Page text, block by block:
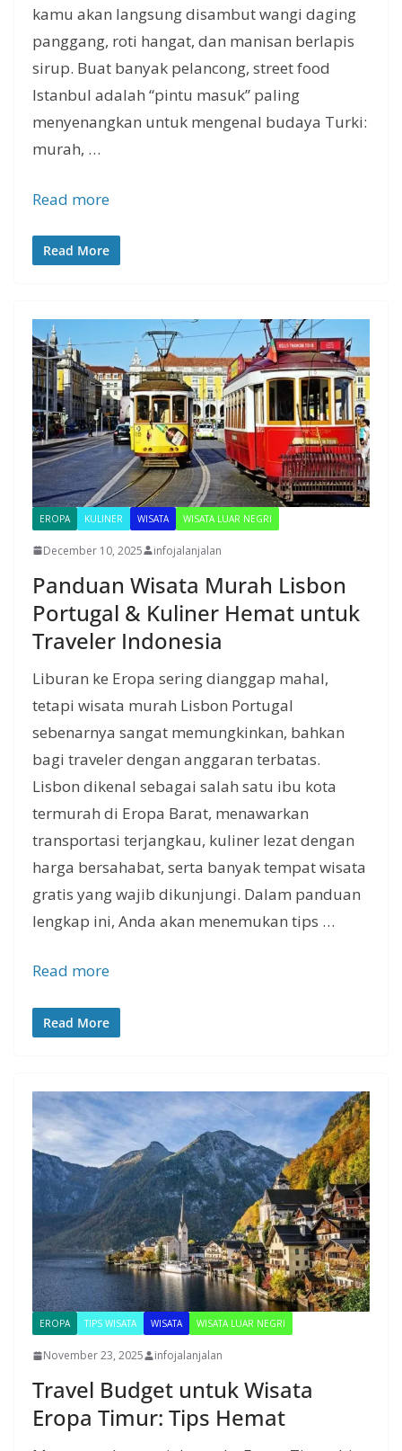
kamu akan langsung disambut wangi daging
panggang, roti hangat, dan manisan berlapis
sirup. Buat banyak pelancong, street food
Istanbul adalah “pintu masuk” paling
menyenangkan untuk mengenal budaya Turki:
murah, …
Read more
Read More
EROPA KULINER WISATA WISATA LUAR NEGRI
December 10, 2025 infojalanjalan
Panduan Wisata Murah Lisbon
Portugal & Kuliner Hemat untuk
Traveler Indonesia
Liburan ke Eropa sering dianggap mahal,
tetapi wisata murah Lisbon Portugal
sebenarnya sangat memungkinkan, bahkan
bagi traveler dengan anggaran terbatas.
Lisbon dikenal sebagai salah satu ibu kota
termurah di Eropa Barat, menawarkan
transportasi terjangkau, kuliner lezat dengan
harga bersahabat, serta banyak tempat wisata
gratis yang wajib dikunjungi. Dalam panduan
lengkap ini, Anda akan menemukan tips …
Read more
Read More
EROPA TIPS WISATA WISATA WISATA LUAR NEGRI
November 23, 2025 infojalanjalan
Travel Budget untuk Wisata
Eropa Timur: Tips Hemat